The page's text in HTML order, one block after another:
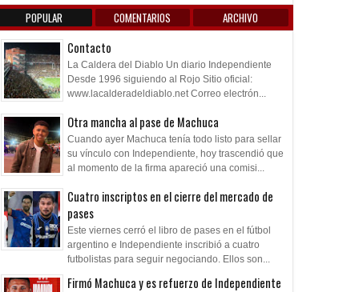
POPULAR COMENTARIOS ARCHIVO
Contacto
La Caldera del Diablo Un diario Independiente
Desde 1996 siguiendo al Rojo Sitio oficial:
www.lacalderadeldiablo.net Correo electrón...
Otra mancha al pase de Machuca
Cuando ayer Machuca tenía todo listo para sellar
su vínculo con Independiente, hoy trascendió que
al momento de la firma apareció una comisi...
Cuatro inscriptos en el cierre del mercado de
pases
Este viernes cerró el libro de pases en el fútbol
argentino e Independiente inscribió a cuatro
futbolistas para seguir negociando. Ellos son...
Firmó Machuca y es refuerzo de Independiente